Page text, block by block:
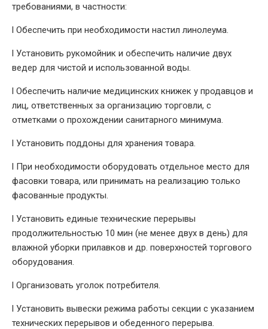
требованиями, в частности:
l Обеспечить при необходимости настил линолеума.
l Установить рукомойник и обеспечить наличие двух
ведер для чистой и использованной воды.
l Обеспечить наличие медицинских книжек у продавцов и
лиц, ответственных за организацию торговли, с
отметками о прохождении санитарного минимума.
l Установить поддоны для хранения товара.
l При необходимости оборудовать отдельное место для
фасовки товара, или принимать на реализацию только
фасованные продукты.
l Установить единые технические перерывы
продолжительностью 10 мин (не менее двух в день) для
влажной уборки прилавков и др. поверхностей торгового
оборудования.
l Организовать уголок потребителя.
l Установить вывески режима работы секции с указанием
технических перерывов и обеденного перерыва.